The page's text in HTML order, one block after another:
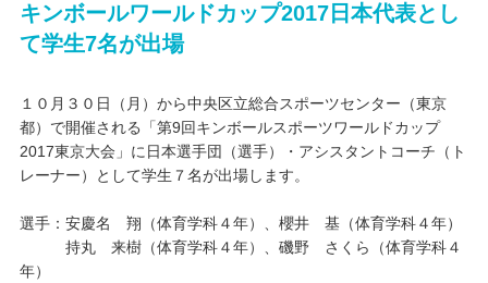
学部・大学院
キャンパスライフ
キンボールワールドカップ2017日本代表とし
て学生7名が出場
１０月３０日（月）から中央区立総合スポーツセンター（東京
都）で開催される「第9回キンボールスポーツワールドカップ
2017東京大会」に日本選手団（選手）・アシスタントコーチ（ト
レーナー）として学生７名が出場します。
選手：安慶名 翔（体育学科４年）、櫻井 基（体育学科４年）
持丸 来樹（体育学科４年）、磯野 さくら（体育学科４
年）